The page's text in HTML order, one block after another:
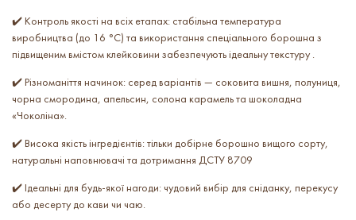
✔️ Контроль якості на всіх етапах: стабільна температура
виробництва (до 16 °C) та використання спеціального борошна з
підвищеним вмістом клейковини забезпечують ідеальну текстуру .
✔️ Різноманіття начинок: серед варіантів — соковита вишня, полуниця,
чорна смородина, апельсин, солона карамель та шоколадна
«Чоколіна».
✔️ Висока якість інгредієнтів: тільки добірне борошно вищого сорту,
натуральні наповнювачі та дотримання ДСТУ 8709
✔️ Ідеальні для будь-якої нагоди: чудовий вибір для сніданку, перекусу
або десерту до кави чи чаю.